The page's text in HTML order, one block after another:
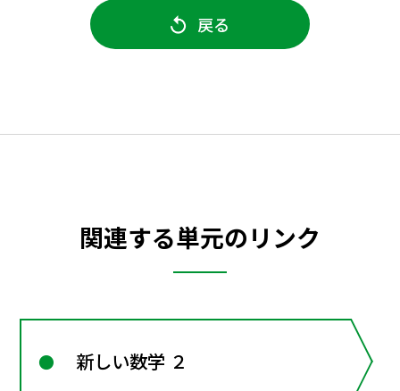
戻る
関連する単元のリンク
新しい数学 ２